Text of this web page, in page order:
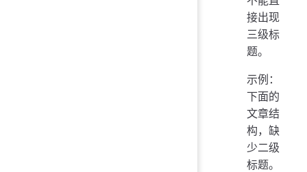
接出现
三级标
题。
示例：
下面的
文章结
构，缺
少二级
标题。